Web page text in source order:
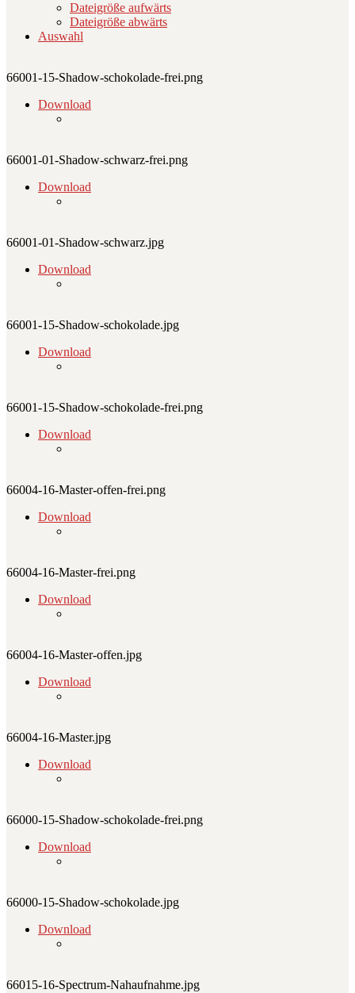
Dateigröße aufwärts
Dateigröße abwärts
Auswahl
66001-15-Shadow-schokolade-frei.png
Download
66001-01-Shadow-schwarz-frei.png
Download
66001-01-Shadow-schwarz.jpg
Download
66001-15-Shadow-schokolade.jpg
Download
66001-15-Shadow-schokolade-frei.png
Download
66004-16-Master-offen-frei.png
Download
66004-16-Master-frei.png
Download
66004-16-Master-offen.jpg
Download
66004-16-Master.jpg
Download
66000-15-Shadow-schokolade-frei.png
Download
66000-15-Shadow-schokolade.jpg
Download
66015-16-Spectrum-Nahaufnahme.jpg